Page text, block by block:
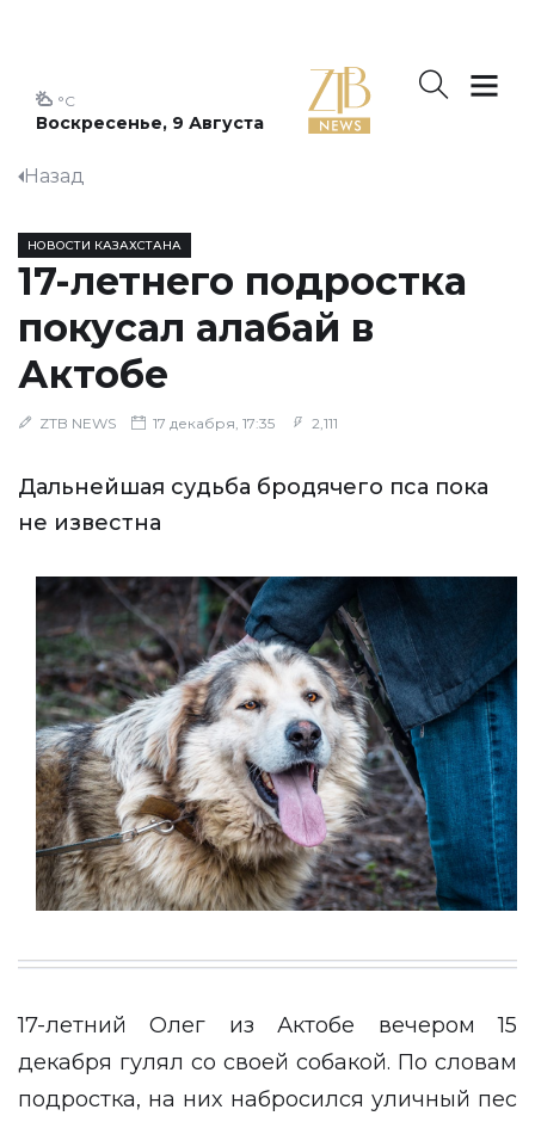
Воскресенье, 9 Августа
°C
Назад
НОВОСТИ КАЗАХСТАНА
17-летнего подростка
покусал алабай в
Актобе
ZTB NEWS 17 декабря, 17:35 2,111
Дальнейшая судьба бродячего пса пока
не известна
17-летний Олег из Актобе вечером 15
декабря гулял со своей собакой. По словам
подростка, на них набросился уличный пес